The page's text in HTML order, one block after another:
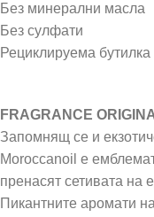
Без минерални масла
Без сулфати
Рециклируема бутилка
FRAGRANCE
Запомнящ се и
Moroccanoil е
пренасят сетивата на
Пикантните аромати